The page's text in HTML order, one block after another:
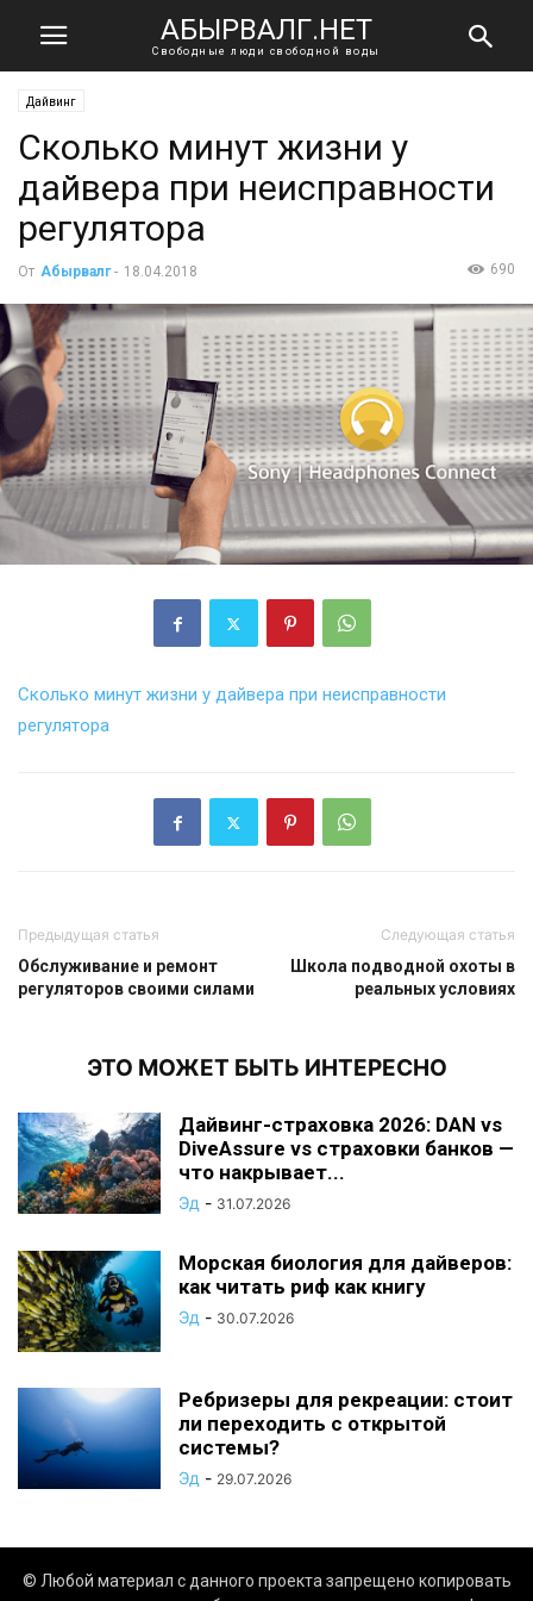
АБЫРВАЛГ.НЕТ
Свободные люди свободной воды
Дайвинг
Сколько минут жизни у
дайвера при неисправности
регулятора
От Абырвалг - 18.04.2018 690
Сколько минут жизни у дайвера при неисправности
регулятора
Предыдущая статья
Обслуживание и ремонт
регуляторов своими силами
Следующая статья
Школа подводной охоты в
реальных условиях
ЭТО МОЖЕТ БЫТЬ ИНТЕРЕСНО
Дайвинг-страховка 2026: DAN vs
DiveAssure vs страховки банков —
что накрывает...
Эд - 31.07.2026
Морская биология для дайверов:
как читать риф как книгу
Эд - 30.07.2026
Ребризеры для рекреации: стоит
ли переходить с открытой
системы?
Эд - 29.07.2026
© Любой материал с данного проекта запрещено копировать